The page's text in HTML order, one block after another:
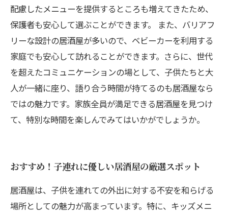
配慮したメニューを提供するところも増えてきたため、
保護者も安心して選ぶことができます。 また、バリアフ
リーな設計の居酒屋が多いので、ベビーカーを利用する
家庭でも安心して訪れることができます。さらに、世代
を超えたコミュニケーションの場として、子供たちと大
人が一緒に座り、語り合う時間が持てるのも居酒屋なら
ではの魅力です。家族全員が満足できる居酒屋を見つけ
て、特別な時間を楽しんでみてはいかがでしょうか。
おすすめ！子連れに優しい居酒屋の厳選スポット
居酒屋は、子供を連れての外出に対する不安を和らげる
場所としての魅力が高まっています。特に、キッズメニ